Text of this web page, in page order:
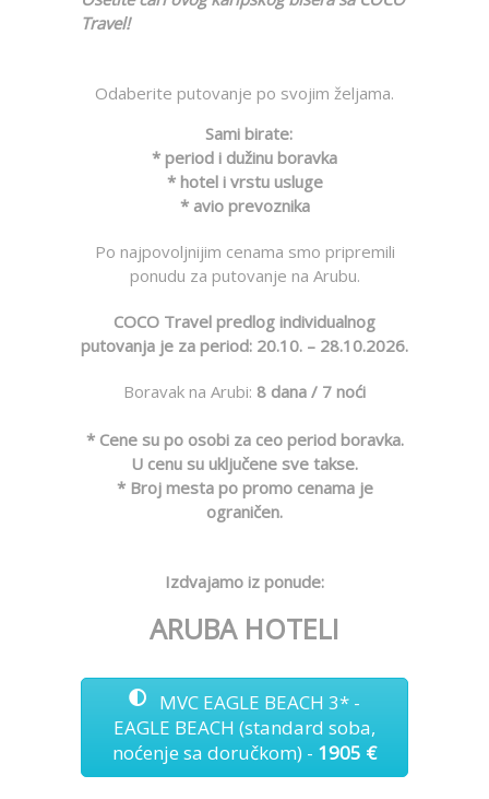
Travel!
Odaberite putovanje po svojim željama.
Sami birate:
* period i dužinu boravka
* hotel i vrstu usluge
* avio prevoznika
Po najpovoljnijim cenama smo pripremili
ponudu za putovanje na Arubu.
COCO Travel predlog individualnog
putovanja je za period: 20.10. – 28.10.2026.
Boravak na Arubi: 8 dana / 7 noći
* Cene su po osobi za ceo period boravka.
U cenu su uključene sve takse.
* Broj mesta po promo cenama je
ograničen.
Izdvajamo iz ponude:
ARUBA HOTELI
MVC EAGLE BEACH 3* -
EAGLE BEACH (standard soba,
noćenje sa doručkom) - 1905 €